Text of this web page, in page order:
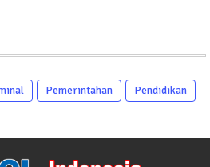
Pemerintahan Pendidikan